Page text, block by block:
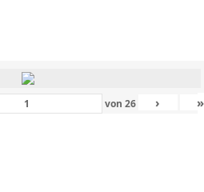
von 26 › »